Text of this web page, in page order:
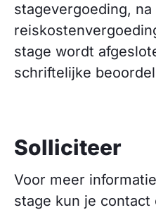
stagevergoeding,
stage wordt
schriftelijke
Solliciteer
Voor meer
stage kun je